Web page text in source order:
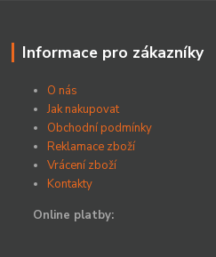
Informace pro zákazníky
O nás
Jak nakupovat
Obchodní podmínky
Reklamace zboží
Vrácení zboží
Kontakty
Online platby: